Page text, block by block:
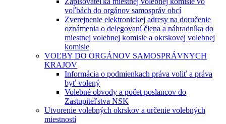
voľbách do orgánov samospráv obcí
Zverejnenie elektronickej adresy na doručenie
oznámenia o delegovaní člena a náhradníka do
miestnej volebnej komisie a okrskovej volebnej
komisie
VOĽBY DO ORGÁNOV SAMOSPRÁVNYCH
KRAJOV
Informácia o podmienkach práva voliť a práva
byť volený
Volebné obvody a počet poslancov do
Zastupiteľstva NSK
Utvorenie volebných okrskov a určenie volebných
miestností